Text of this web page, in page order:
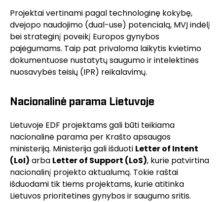
Projektai vertinami pagal technologinę kokybę,
dvejopo naudojimo (dual-use) potencialą, MVĮ indėlį
bei strateginį poveikį Europos gynybos
pajėgumams. Taip pat privaloma laikytis kvietimo
dokumentuose nustatytų saugumo ir intelektinės
nuosavybės teisių (IPR) reikalavimų.
Nacionalinė parama Lietuvoje
Lietuvoje EDF projektams gali būti teikiama
nacionalinė parama per Krašto apsaugos
ministeriją. Ministerija gali išduoti Letter of Intent
(LoI) arba Letter of Support (LoS), kurie patvirtina
nacionalinį projekto aktualumą. Tokie raštai
išduodami tik tiems projektams, kurie atitinka
Lietuvos prioritetines gynybos ir saugumo sritis.